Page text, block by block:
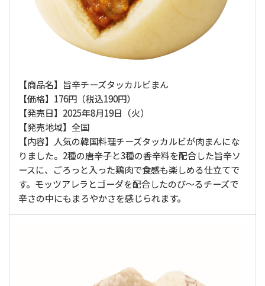
【商品名】旨辛チーズタッカルビまん
【価格】176円（税込190円）
【発売日】2025年8月19日（火）
【発売地域】全国
【内容】人気の韓国料理チーズタッカルビが肉まんにな
りました。2種の唐辛子と3種の香辛料を配合した旨辛ソ
ースに、ごろっと入った鶏肉で食感も楽しめる仕立てで
す。モッツアレラとゴーダを配合したのび～るチーズで
辛さの中にもまろやかさを感じられます。